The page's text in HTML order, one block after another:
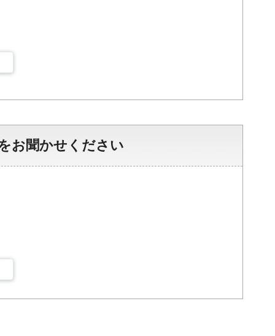
お聞かせください